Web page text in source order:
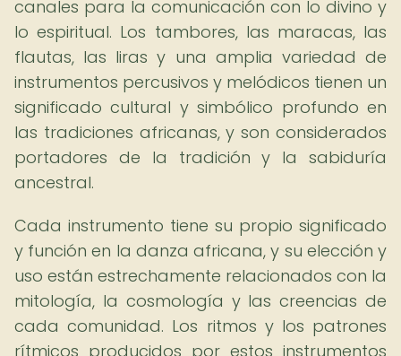
canales para la comunicación con lo divino y
lo espiritual. Los tambores, las maracas, las
flautas, las liras y una amplia variedad de
instrumentos percusivos y melódicos tienen un
significado cultural y simbólico profundo en
las tradiciones africanas, y son considerados
portadores de la tradición y la sabiduría
ancestral.
Cada instrumento tiene su propio significado
y función en la danza africana, y su elección y
uso están estrechamente relacionados con la
mitología, la cosmología y las creencias de
cada comunidad. Los ritmos y los patrones
rítmicos producidos por estos instrumentos